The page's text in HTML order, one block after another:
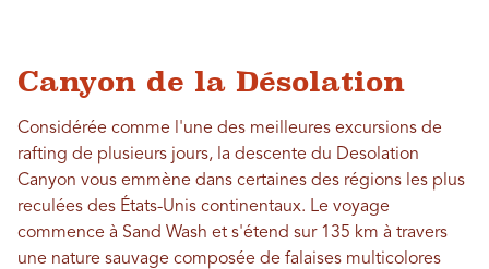
Canyon de la Désolation
Considérée comme l'une des meilleures excursions de
rafting de plusieurs jours, la descente du Desolation
Canyon vous emmène dans certaines des régions les plus
reculées des États-Unis continentaux. Le voyage
commence à Sand Wash et s'étend sur 135 km à travers
une nature sauvage composée de falaises multicolores